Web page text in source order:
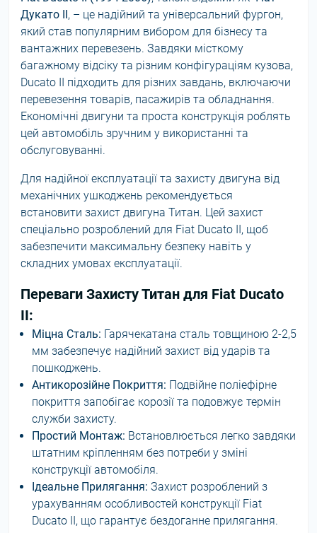
Дукато II, – це надійний та універсальний фургон,
який став популярним вибором для бізнесу та
вантажних перевезень. Завдяки місткому
багажному відсіку та різним конфігураціям кузова,
Ducato II підходить для різних завдань, включаючи
перевезення товарів, пасажирів та обладнання.
Економічні двигуни та проста конструкція роблять
цей автомобіль зручним у використанні та
обслуговуванні.
Для надійної експлуатації та захисту двигуна від
механічних ушкоджень рекомендується
встановити захист двигуна Титан. Цей захист
спеціально розроблений для Fiat Ducato II, щоб
забезпечити максимальну безпеку навіть у
складних умовах експлуатації.
Переваги Захисту Титан для Fiat Ducato
II:
Міцна Сталь: Гарячекатана сталь товщиною 2-2,5
мм забезпечує надійний захист від ударів та
пошкоджень.
Антикорозійне Покриття: Подвійне поліефірне
покриття запобігає корозії та подовжує термін
служби захисту.
Простий Монтаж: Встановлюється легко завдяки
штатним кріпленням без потреби у зміні
конструкції автомобіля.
Ідеальне Прилягання: Захист розроблений з
урахуванням особливостей конструкції Fiat
Ducato II, що гарантує бездоганне прилягання.